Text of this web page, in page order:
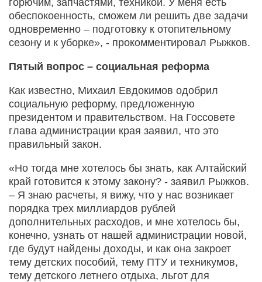
обеспокоенность, сможем ли решить две задачи
одновременно – подготовку к отопительному
сезону и к уборке», - прокомментировал Рыжков.
Пятый вопрос – социальная реформа
Как известно, Михаил Евдокимов одобрил
социальную реформу, предложенную
президентом и правительством. На Госсовете
глава администрации края заявил, что это
правильный закон.
«Но тогда мне хотелось бы знать, как Алтайский
край готовится к этому закону? - заявил Рыжков.
– Я знаю расчеты, я вижу, что у нас возникает
порядка трех миллиардов рублей
дополнительных расходов, и мне хотелось бы,
конечно, узнать от нашей администрации новой,
где будут найдены доходы, и как она закроет
тему детских пособий, тему ПТУ и техникумов,
тему детского летнего отдыха, льгот для